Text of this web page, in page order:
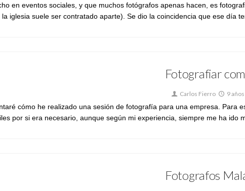
en eventos sociales, y que muchos fotógrafos apenas hacen, es
iglesia suele ser contratado aparte). Se dio la coincidencia que ese día
Fotografiar
Carlos Fierro 9
cómo he realizado una sesión de fotografía para una empresa. Para
por si era necesario, aunque según mi experiencia, siempre me ha ido
Fotografos